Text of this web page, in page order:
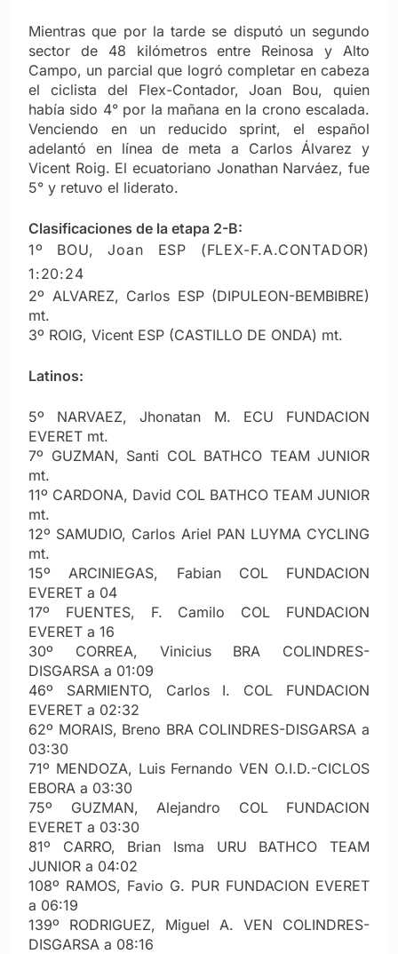
Mientras que por la tarde se disputó un segundo
sector de 48 kilómetros entre Reinosa y Alto
Campo, un parcial que logró completar en cabeza
el ciclista del Flex-Contador, Joan Bou, quien
había sido 4° por la mañana en la crono escalada.
Venciendo en un reducido sprint, el español
adelantó en línea de meta a Carlos Álvarez y
Vicent Roig. El ecuatoriano Jonathan Narváez, fue
5° y retuvo el liderato.
Clasificaciones de la etapa 2-B:
1º BOU, Joan ESP (FLEX-F.A.CONTADOR)
1:20:24
2º ALVAREZ, Carlos ESP (DIPULEON-BEMBIBRE)
mt.
3º ROIG, Vicent ESP (CASTILLO DE ONDA) mt.
Latinos:
5º NARVAEZ, Jhonatan M. ECU FUNDACION
EVERET mt.
7º GUZMAN, Santi COL BATHCO TEAM JUNIOR
mt.
11º CARDONA, David COL BATHCO TEAM JUNIOR
mt.
12º SAMUDIO, Carlos Ariel PAN LUYMA CYCLING
mt.
15º ARCINIEGAS, Fabian COL FUNDACION
EVERET a 04
17º FUENTES, F. Camilo COL FUNDACION
EVERET a 16
30º CORREA, Vinicius BRA COLINDRES-
DISGARSA a 01:09
46º SARMIENTO, Carlos I. COL FUNDACION
EVERET a 02:32
62º MORAIS, Breno BRA COLINDRES-DISGARSA a
03:30
71º MENDOZA, Luis Fernando VEN O.I.D.-CICLOS
EBORA a 03:30
75º GUZMAN, Alejandro COL FUNDACION
EVERET a 03:30
81º CARRO, Brian Isma URU BATHCO TEAM
JUNIOR a 04:02
108º RAMOS, Favio G. PUR FUNDACION EVERET
a 06:19
139º RODRIGUEZ, Miguel A. VEN COLINDRES-
DISGARSA a 08:16